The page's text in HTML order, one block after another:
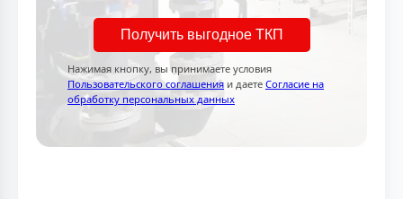
Получить выгодное ТКП
Нажимая кнопку, вы принимаете условия
Пользовательского соглашения и даете Согласие на
обработку персональных данных